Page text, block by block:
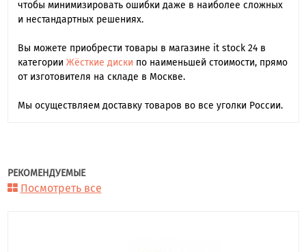
чтобы минимизировать ошибки даже в наиболее сложных
и нестандартных решениях.
Вы можете приобрести товары в магазине it stock 24 в
категории Жёсткие диски по наименьшей стоимости, прямо
от изготовителя на складе в Москве.
Мы осуществляем доставку товаров во все уголки России.
РЕКОМЕНДУЕМЫЕ
Посмотреть все